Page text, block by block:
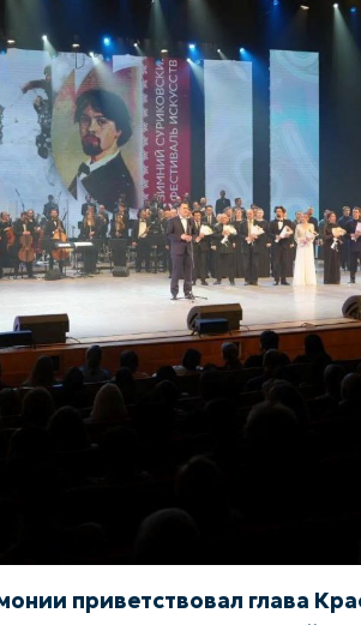
приветствовал глава